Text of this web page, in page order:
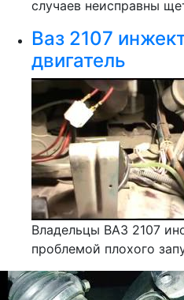
случаев неисправны
Ваз 2107
двигатель
Владельцы ВАЗ 2107
проблемой плохого